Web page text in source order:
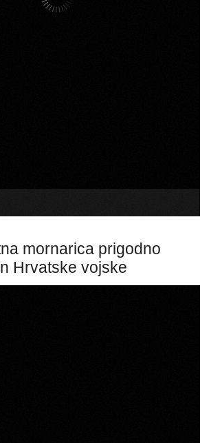
mornarica prigodno
Hrvatske vojske